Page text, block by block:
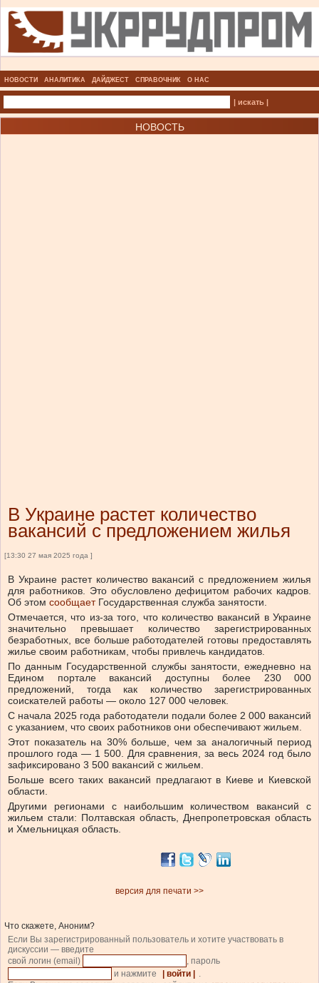
НОВОСТИ АНАЛИТИКА ДАЙДЖЕСТ СПРАВОЧНИК О НАС
| искать |
НОВОСТЬ
В Украине растет количество
вакансий с предложением жилья
[13:30 27 мая 2025 года ]
В Украине растет количество вакансий с предложением жилья
для работников. Это обусловлено дефицитом рабочих кадров.
Об этом сообщает Государственная служба занятости.
Отмечается, что из-за того, что количество вакансий в Украине
значительно превышает количество зарегистрированных
безработных, все больше работодателей готовы предоставлять
жилье своим работникам, чтобы привлечь кандидатов.
По данным Государственной службы занятости, ежедневно на
Едином портале вакансий доступны более 230 000
предложений, тогда как количество зарегистрированных
соискателей работы — около 127 000 человек.
С начала 2025 года работодатели подали более 2 000 вакансий
с указанием, что своих работников они обеспечивают жильем.
Этот показатель на 30% больше, чем за аналогичный период
прошлого года — 1 500. Для сравнения, за весь 2024 год было
зафиксировано 3 500 вакансий с жильем.
Больше всего таких вакансий предлагают в Киеве и Киевской
области.
Другими регионами с наибольшим количеством вакансий с
жильем стали: Полтавская область, Днепропетровская область
и Хмельницкая область.
версия для печати >>
Что скажете, Аноним?
Если Вы зарегистрированный пользователь и хотите участвовать в
дискуссии — введите
свой логин (email)
, пароль
и нажмите
| войти |
.